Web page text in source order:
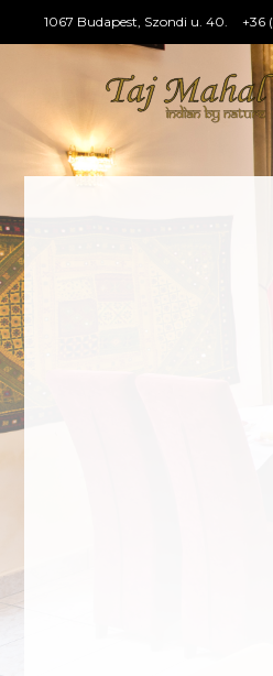
1067 Budapest, Szondi u. 40. +36